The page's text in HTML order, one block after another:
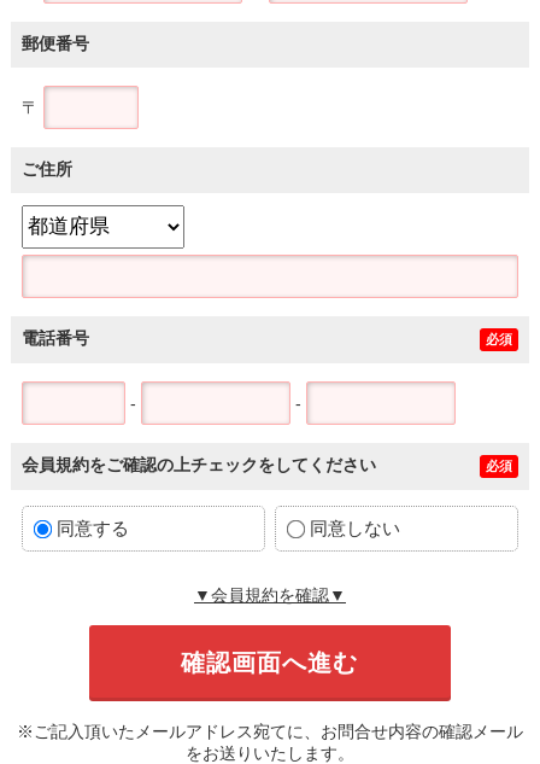
郵便番号
〒
ご住所
電話番号 必須
- -
会員規約をご確認の上チェックをしてください 必須
同意する 同意しない
▼会員規約を確認▼
※ご記入頂いたメールアドレス宛てに、お問合せ内容の確認メール
をお送りいたします。